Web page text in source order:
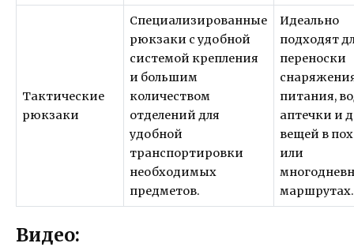
Тактические
рюкзаки
Специализированные
рюкзаки с удобной
системой крепления
и большим
количеством
отделений для
удобной
транспортировки
необходимых
предметов.
Идеально
подходят
переноски
питания,
аптечки и
вещей в
или
маршрутах.
Видео: